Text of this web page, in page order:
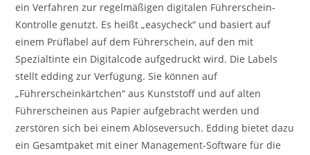
ein Verfahren zur regelmäßigen digitalen Führerschein-
Kontrolle genutzt. Es heißt „easycheck“ und basiert auf
einem Prüflabel auf dem Führerschein, auf den mit
Spezialtinte ein Digitalcode aufgedruckt wird. Die Labels
stellt edding zur Verfügung. Sie können auf
„Führerscheinkärtchen“ aus Kunststoff und auf alten
Führerscheinen aus Papier aufgebracht werden und
zerstören sich bei einem Ablöseversuch. Edding bietet dazu
ein Gesamtpaket mit einer Management-Software für die